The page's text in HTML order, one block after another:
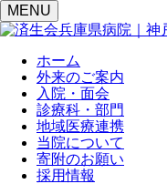
MENU
ホーム
外来のご案内
入院・面会
診療科・部門
地域医療連携
当院について
寄附のお願い
採用情報